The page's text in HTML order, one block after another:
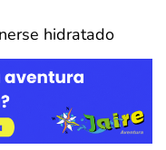
hidratado